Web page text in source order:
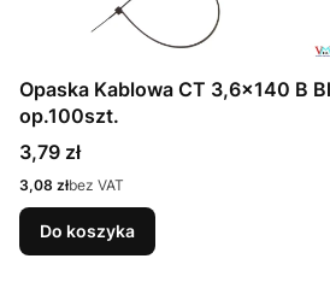
Opaska Kablowa CT 3,6x140 B
op.100szt.
Cena
3,79 zł
Cena
3,08 złbez VAT
Do koszyka